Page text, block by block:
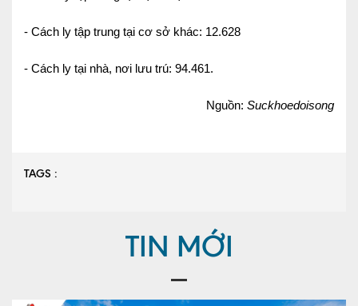
- Cách ly tập trung tại cơ sở khác: 12.628
- Cách ly tại nhà, nơi lưu trú: 94.461.
Nguồn: Suckhoedoisong
TAGS :
TIN MỚI